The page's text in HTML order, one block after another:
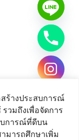
สร้างประสบการณ์
วมถึงเพื่อจัดการ
บการณ์ที่ดีบน
มารถศึกษาเพิ่ม
experience throughout
and for other purposes